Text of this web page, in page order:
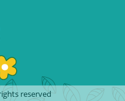
reserved